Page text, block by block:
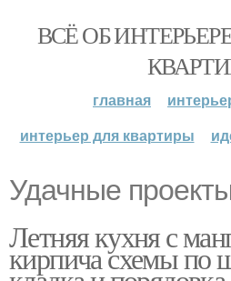
ВСЁ ОБ
главная
интерьер для квартиры
Удачные
Летняя кухня с
кирпича схемы по